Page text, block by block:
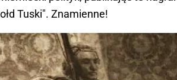
Tuski". Znamienne!